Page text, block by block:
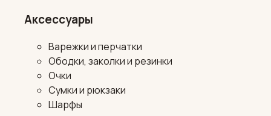
Аксессуары
Варежки и перчатки
Ободки, заколки и резинки
Очки
Сумки и рюкзаки
Шарфы